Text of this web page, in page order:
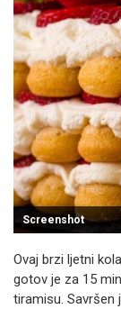
Screenshot
Ovaj brzi ljetni
gotov je za 15
tiramisu. Savršen